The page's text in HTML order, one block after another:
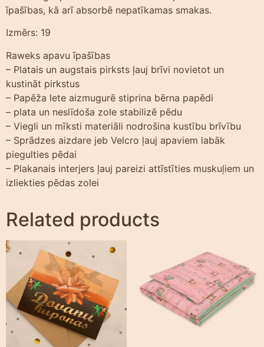
īpašības, kā arī absorbē nepatīkamas smakas.
Izmērs: 19
Raweks apavu īpašības
– Platais un augstais pirksts ļauj brīvi novietot un
kustināt pirkstus
– Papēža lete aizmugurē stiprina bērna papēdi
– plata un neslīdoša zole stabilizē pēdu
– Viegli un mīksti materiāli nodrošina kustību brīvību
– Sprādzes aizdare jeb Velcro ļauj apaviem labāk
piegulties pēdai
– Plakanais interjers ļauj pareizi attīstīties muskuļiem un
izliekties pēdas zolei
Related products